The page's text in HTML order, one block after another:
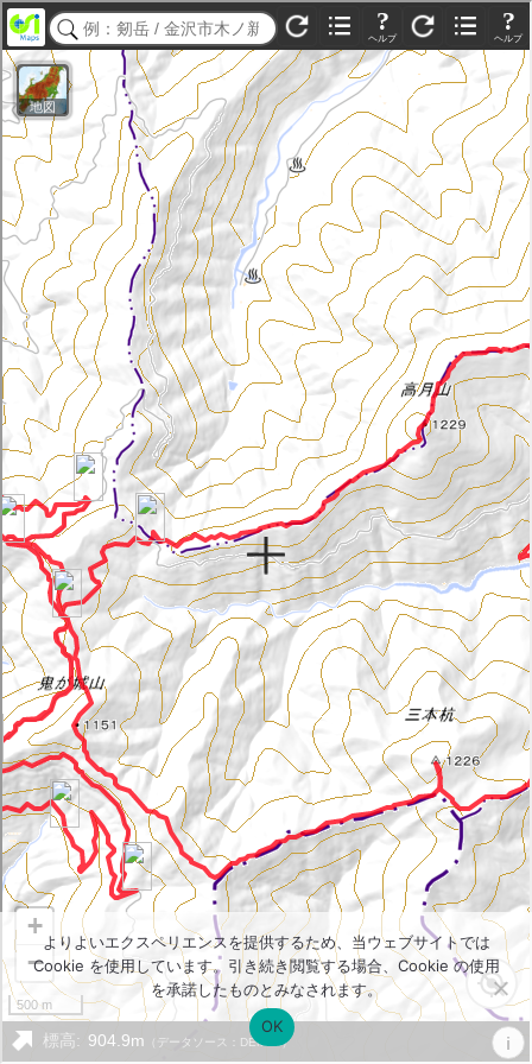
よりよいエクスペリエンスを提供するため、当ウェブサイトでは
Cookie を使用しています。引き続き閲覧する場合、Cookie の使用
を承諾したものとみなされます。
OK